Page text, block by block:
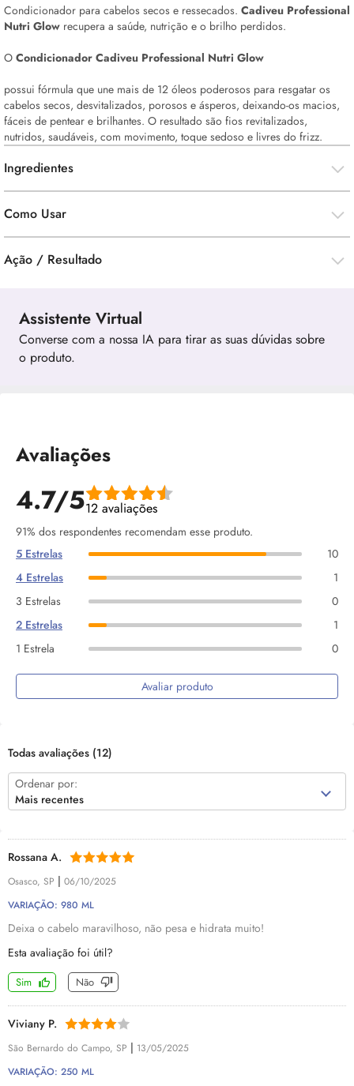
Condicionador para cabelos secos e ressecados. Cadiveu Professional
Nutri Glow recupera a saúde, nutrição e o brilho perdidos.
O Condicionador Cadiveu Professional Nutri Glow
possui fórmula que une mais de 12 óleos poderosos para resgatar os
cabelos secos, desvitalizados, porosos e ásperos, deixando-os macios,
fáceis de pentear e brilhantes. O resultado são fios revitalizados,
nutridos, saudáveis, com movimento, toque sedoso e livres do frizz.
Ingredientes
Como Usar
Ação / Resultado
Assistente Virtual
Converse com a nossa IA para tirar as suas dúvidas sobre
o produto.
Avaliações
4.7/512 avaliações
91% dos respondentes recomendam esse produto.
5 Estrelas
10
4 Estrelas
1
3 Estrelas
0
2 Estrelas
1
1 Estrela
0
Avaliar produto
Todas avaliações (12)
Ordenar por:
Mais recentes
Rossana A.
Osasco, SP | 06/10/2025
VARIAÇÃO: 980 ML
Deixa o cabelo maravilhoso, não pesa e hidrata muito!
Esta avaliação foi útil?
Sim Não
Viviany P.
São Bernardo do Campo, SP | 13/05/2025
VARIAÇÃO: 250 ML